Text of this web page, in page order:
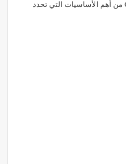
احترافية، حيث يعتبر ال CV من أهم الأساسيات التي تحدد